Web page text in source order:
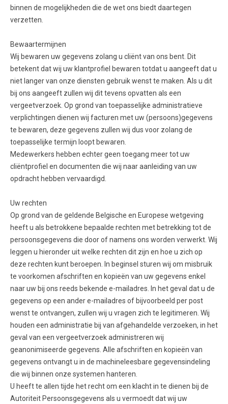
binnen de mogelijkheden die de wet ons biedt daartegen
verzetten.
Bewaartermijnen
Wij bewaren uw gegevens zolang u cliënt van ons bent. Dit
betekent dat wij uw klantprofiel bewaren totdat u aangeeft dat u
niet langer van onze diensten gebruik wenst te maken. Als u dit
bij ons aangeeft zullen wij dit tevens opvatten als een
vergeetverzoek. Op grond van toepasselijke administratieve
verplichtingen dienen wij facturen met uw (persoons)gegevens
te bewaren, deze gegevens zullen wij dus voor zolang de
toepasselijke termijn loopt bewaren.
Medewerkers hebben echter geen toegang meer tot uw
cliëntprofiel en documenten die wij naar aanleiding van uw
opdracht hebben vervaardigd.
Uw rechten
Op grond van de geldende Belgische en Europese wetgeving
heeft u als betrokkene bepaalde rechten met betrekking tot de
persoonsgegevens die door of namens ons worden verwerkt. Wij
leggen u hieronder uit welke rechten dit zijn en hoe u zich op
deze rechten kunt beroepen. In beginsel sturen wij om misbruik
te voorkomen afschriften en kopieën van uw gegevens enkel
naar uw bij ons reeds bekende e-mailadres. In het geval dat u de
gegevens op een ander e-mailadres of bijvoorbeeld per post
wenst te ontvangen, zullen wij u vragen zich te legitimeren. Wij
houden een administratie bij van afgehandelde verzoeken, in het
geval van een vergeetverzoek administreren wij
geanonimiseerde gegevens. Alle afschriften en kopieën van
gegevens ontvangt u in de machineleesbare gegevensindeling
die wij binnen onze systemen hanteren.
U heeft te allen tijde het recht om een klacht in te dienen bij de
Autoriteit Persoonsgegevens als u vermoedt dat wij uw